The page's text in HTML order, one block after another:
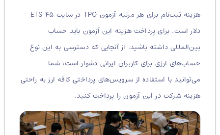
هزینه ثبت‌نام برای هر مرتبه آزمون TPO در سایت ETS ۴۵
دلار است. برای پرداخت هزینه این آزمون باید حساب
بین‌المللی داشته باشید. از آنجایی که دسترسی به این نوع
حساب‌های ارزی برای کاربران ایرانی دشوار است، شما
می‌توانید با استفاده از سرویس‌های پرداختی کافه ارز به راحتی
هزینه شرکت در این آزمون را پرداخت کنید.